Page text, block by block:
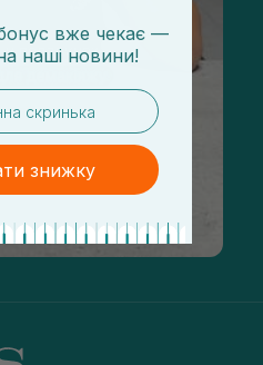
бонус вже чекає —
наші новини!
знижку